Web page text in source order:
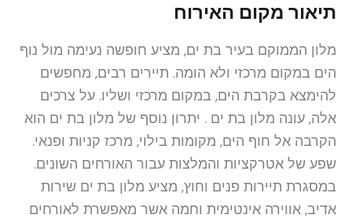
תיאור מקום האירוח
מלון הממוקם בעיר בת ים, מציע חופשה נעימה מול נוף
הים במקום מרכזי ולא הומה. תיירים רבים, מחפשים
להימצא בקרבת הים, במקום מרכזי ושליו. על צרכים
אלה, עונה מלון בת ים . יתרון נוסף של מלון בת ים הוא
הקרבה אל חוף הים, מקומות בילוי, מרכז קניות ופנאי.
שפע של אטרקציות והמלצות עבור האורחים השונים.
במסגרת תיירות פנים וחוץ, מציע מלון בת ים שירות
אדיב, אווירה אינטימית וחמה אשר מאפשרת לאורחים